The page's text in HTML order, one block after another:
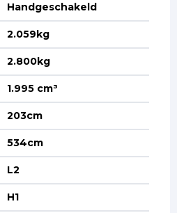
Handgeschakeld
2.059kg
2.800kg
1.995 cm³
203cm
534cm
L2
H1